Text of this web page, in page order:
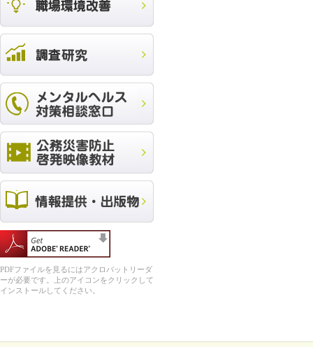
PDFファイルを見るにはアクロバットリーダ
ーが必要です。上のアイコンをクリックして
インストールしてください。